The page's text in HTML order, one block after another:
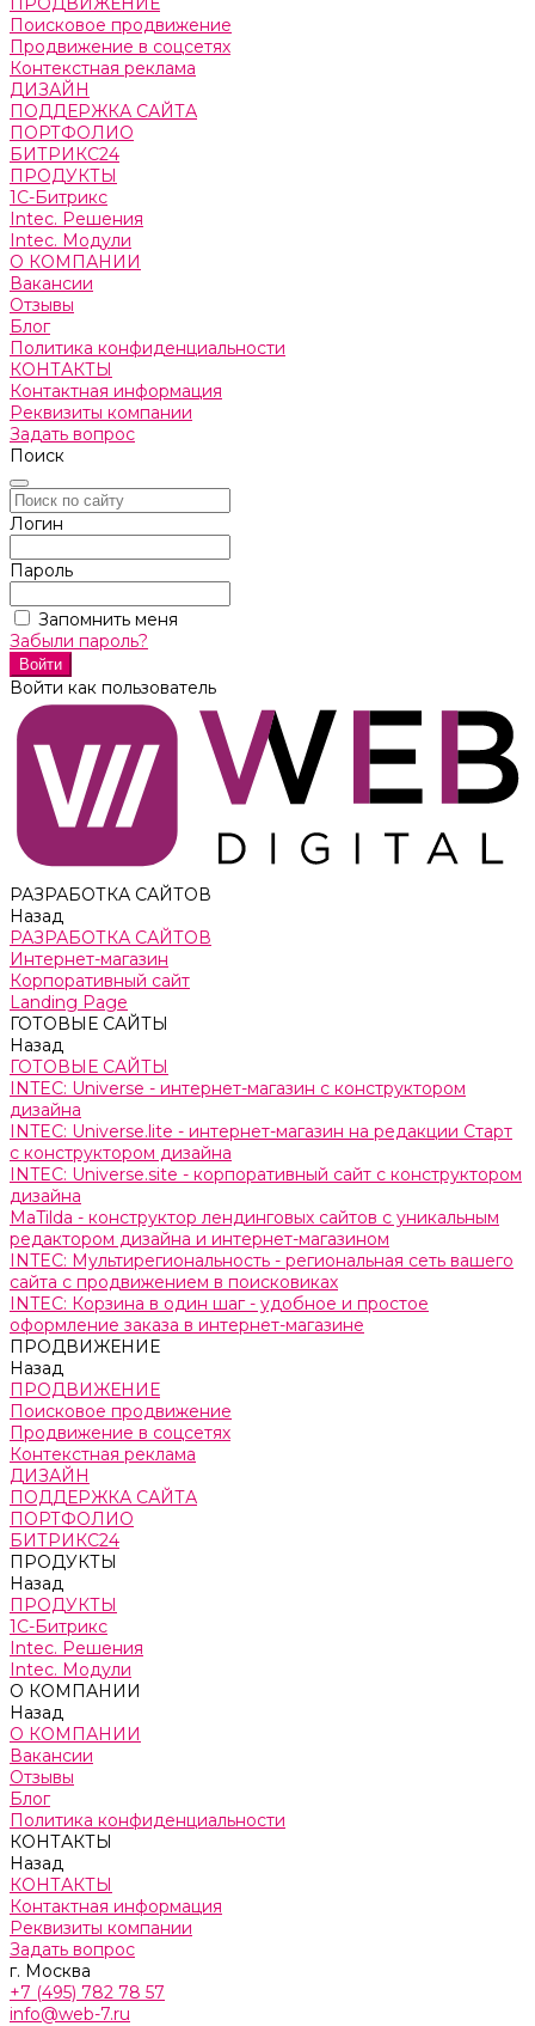
Поисковое продвижение
Продвижение в соцсетях
Контекстная реклама
ДИЗАЙН
ПОДДЕРЖКА САЙТА
ПОРТФОЛИО
БИТРИКС24
ПРОДУКТЫ
1С-Битрикс
Intec. Решения
Intec. Модули
О КОМПАНИИ
Вакансии
Отзывы
Блог
Политика конфиденциальности
КОНТАКТЫ
Контактная информация
Реквизиты компании
Задать вопрос
Поиск
Логин
Пароль
Запомнить меня
Забыли пароль?
Войти как пользователь
РАЗРАБОТКА САЙТОВ
Назад
РАЗРАБОТКА САЙТОВ
Интернет-магазин
Корпоративный сайт
Landing Page
ГОТОВЫЕ САЙТЫ
Назад
ГОТОВЫЕ САЙТЫ
INTEC: Universe - интернет-магазин с конструктором
дизайна
INTEC: Universe.lite - интернет-магазин на редакции Старт
с конструктором дизайна
INTEC: Universe.site - корпоративный сайт с конструктором
дизайна
MaTilda - конструктор лендинговых сайтов с уникальным
редактором дизайна и интернет-магазином
INTEC: Мультирегиональность - региональная сеть вашего
сайта с продвижением в поисковиках
INTEC: Корзина в один шаг - удобное и простое
оформление заказа в интернет-магазине
ПРОДВИЖЕНИЕ
Назад
ПРОДВИЖЕНИЕ
Поисковое продвижение
Продвижение в соцсетях
Контекстная реклама
ДИЗАЙН
ПОДДЕРЖКА САЙТА
ПОРТФОЛИО
БИТРИКС24
ПРОДУКТЫ
Назад
ПРОДУКТЫ
1С-Битрикс
Intec. Решения
Intec. Модули
О КОМПАНИИ
Назад
О КОМПАНИИ
Вакансии
Отзывы
Блог
Политика конфиденциальности
КОНТАКТЫ
Назад
КОНТАКТЫ
Контактная информация
Реквизиты компании
Задать вопрос
г. Москва
+7 (495) 782 78 57
info@web-7.ru